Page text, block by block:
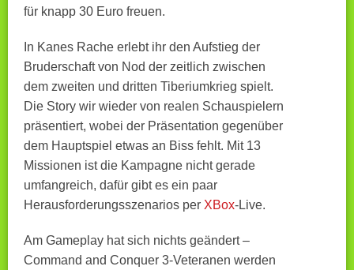
für knapp 30 Euro freuen.
In Kanes Rache erlebt ihr den Aufstieg der
Bruderschaft von Nod der zeitlich zwischen
dem zweiten und dritten Tiberiumkrieg spielt.
Die Story wir wieder von realen Schauspielern
präsentiert, wobei der Präsentation gegenüber
dem Hauptspiel etwas an Biss fehlt. Mit 13
Missionen ist die Kampagne nicht gerade
umfangreich, dafür gibt es ein paar
Herausforderungsszenarios per XBox-Live.
Am Gameplay hat sich nichts geändert –
Command and Conquer 3-Veteranen werden